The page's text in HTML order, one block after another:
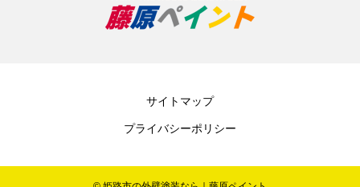
サイトマップ
プライバシーポリシー